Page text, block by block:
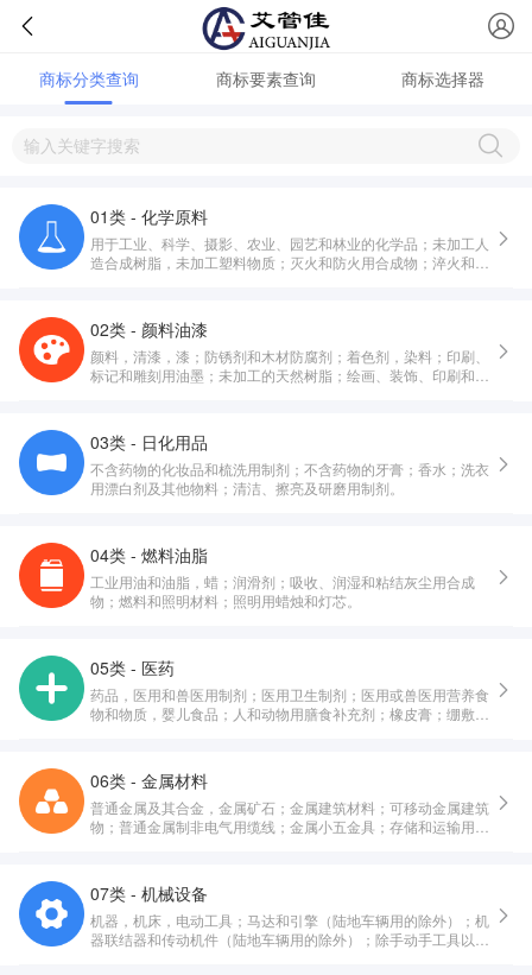
商标分类查询 商标要素查询 商标选择器
01类 - 化学原料
用于工业、科学、摄影、农业、园艺和林业的化学品；未加工人
造合成树脂，未加工塑料物质；灭火和防火用合成物；淬火和焊
02类 - 颜料油漆
颜料，清漆，漆；防锈剂和木材防腐剂；着色剂，染料；印刷、
标记和雕刻用油墨；未加工的天然树脂；绘画、装饰、印刷和艺
03类 - 日化用品
不含药物的化妆品和梳洗用制剂；不含药物的牙膏；香水；洗衣
用漂白剂及其他物料；清洁、擦亮及研磨用制剂。
04类 - 燃料油脂
工业用油和油脂，蜡；润滑剂；吸收、润湿和粘结灰尘用合成
物；燃料和照明材料；照明用蜡烛和灯芯。
05类 - 医药
药品，医用和兽医用制剂；医用卫生制剂；医用或兽医用营养食
物和物质，婴儿食品；人和动物用膳食补充剂；橡皮膏；绷敷材
06类 - 金属材料
普通金属及其合金，金属矿石；金属建筑材料；可移动金属建筑
物；普通金属制非电气用缆线；金属小五金具；存储和运输用金
07类 - 机械设备
机器，机床，电动工具；马达和引擎（陆地车辆用的除外）；机
器联结器和传动机件（陆地车辆用的除外）；除手动手工具以外